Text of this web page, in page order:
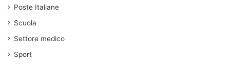
Poste Italiane
Scuola
Settore medico
Sport